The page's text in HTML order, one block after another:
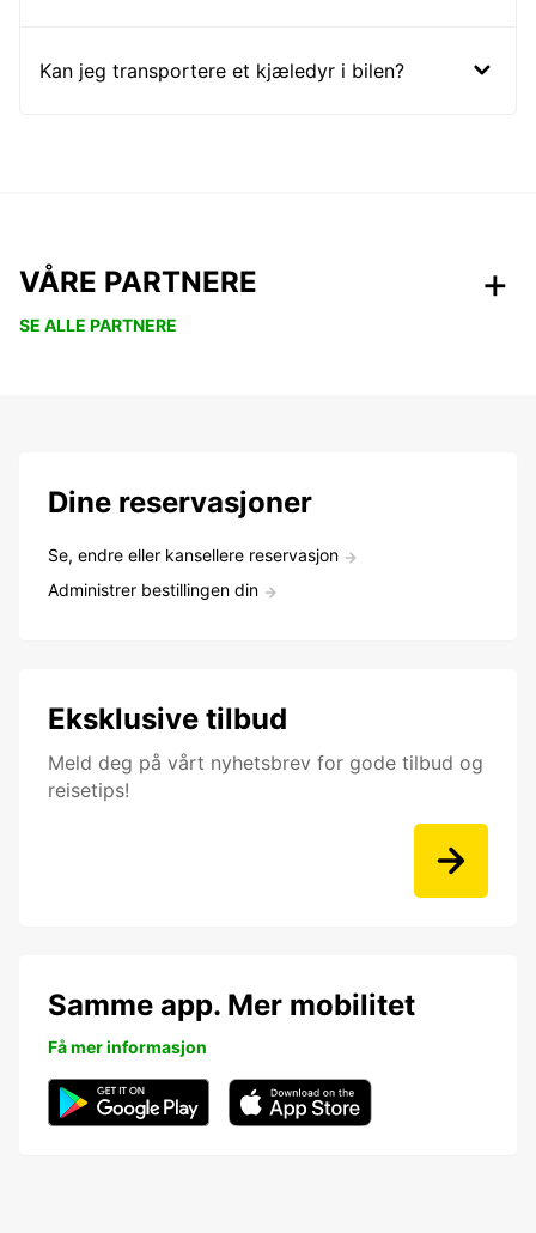
Kan jeg transportere et kjæledyr i bilen?
VÅRE PARTNERE
SE ALLE PARTNERE
Dine reservasjoner
Se, endre eller kansellere reservasjon
Administrer bestillingen din
Eksklusive tilbud
Meld deg på vårt nyhetsbrev for gode tilbud og
reisetips!
Samme app. Mer mobilitet
Få mer informasjon